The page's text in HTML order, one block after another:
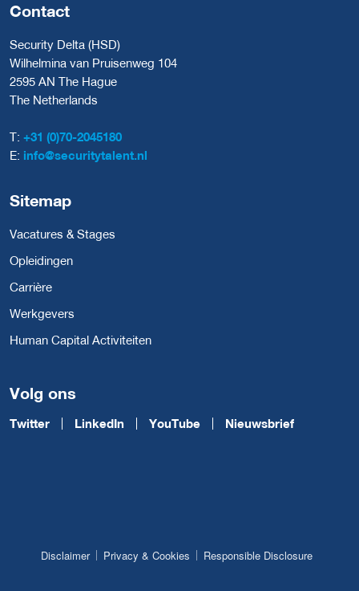
Contact
Security Delta (HSD)
Wilhelmina van Pruisenweg 104
2595 AN The Hague
The Netherlands
T: +31 (0)70-2045180
E: info@securitytalent.nl
Sitemap
Vacatures & Stages
Opleidingen
Carrière
Werkgevers
Human Capital Activiteiten
Volg ons
Twitter LinkedIn YouTube Nieuwsbrief
Disclaimer Privacy & Cookies Responsible Disclosure